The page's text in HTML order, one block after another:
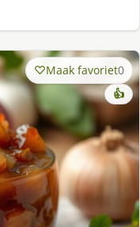
Maak favoriet0
👍